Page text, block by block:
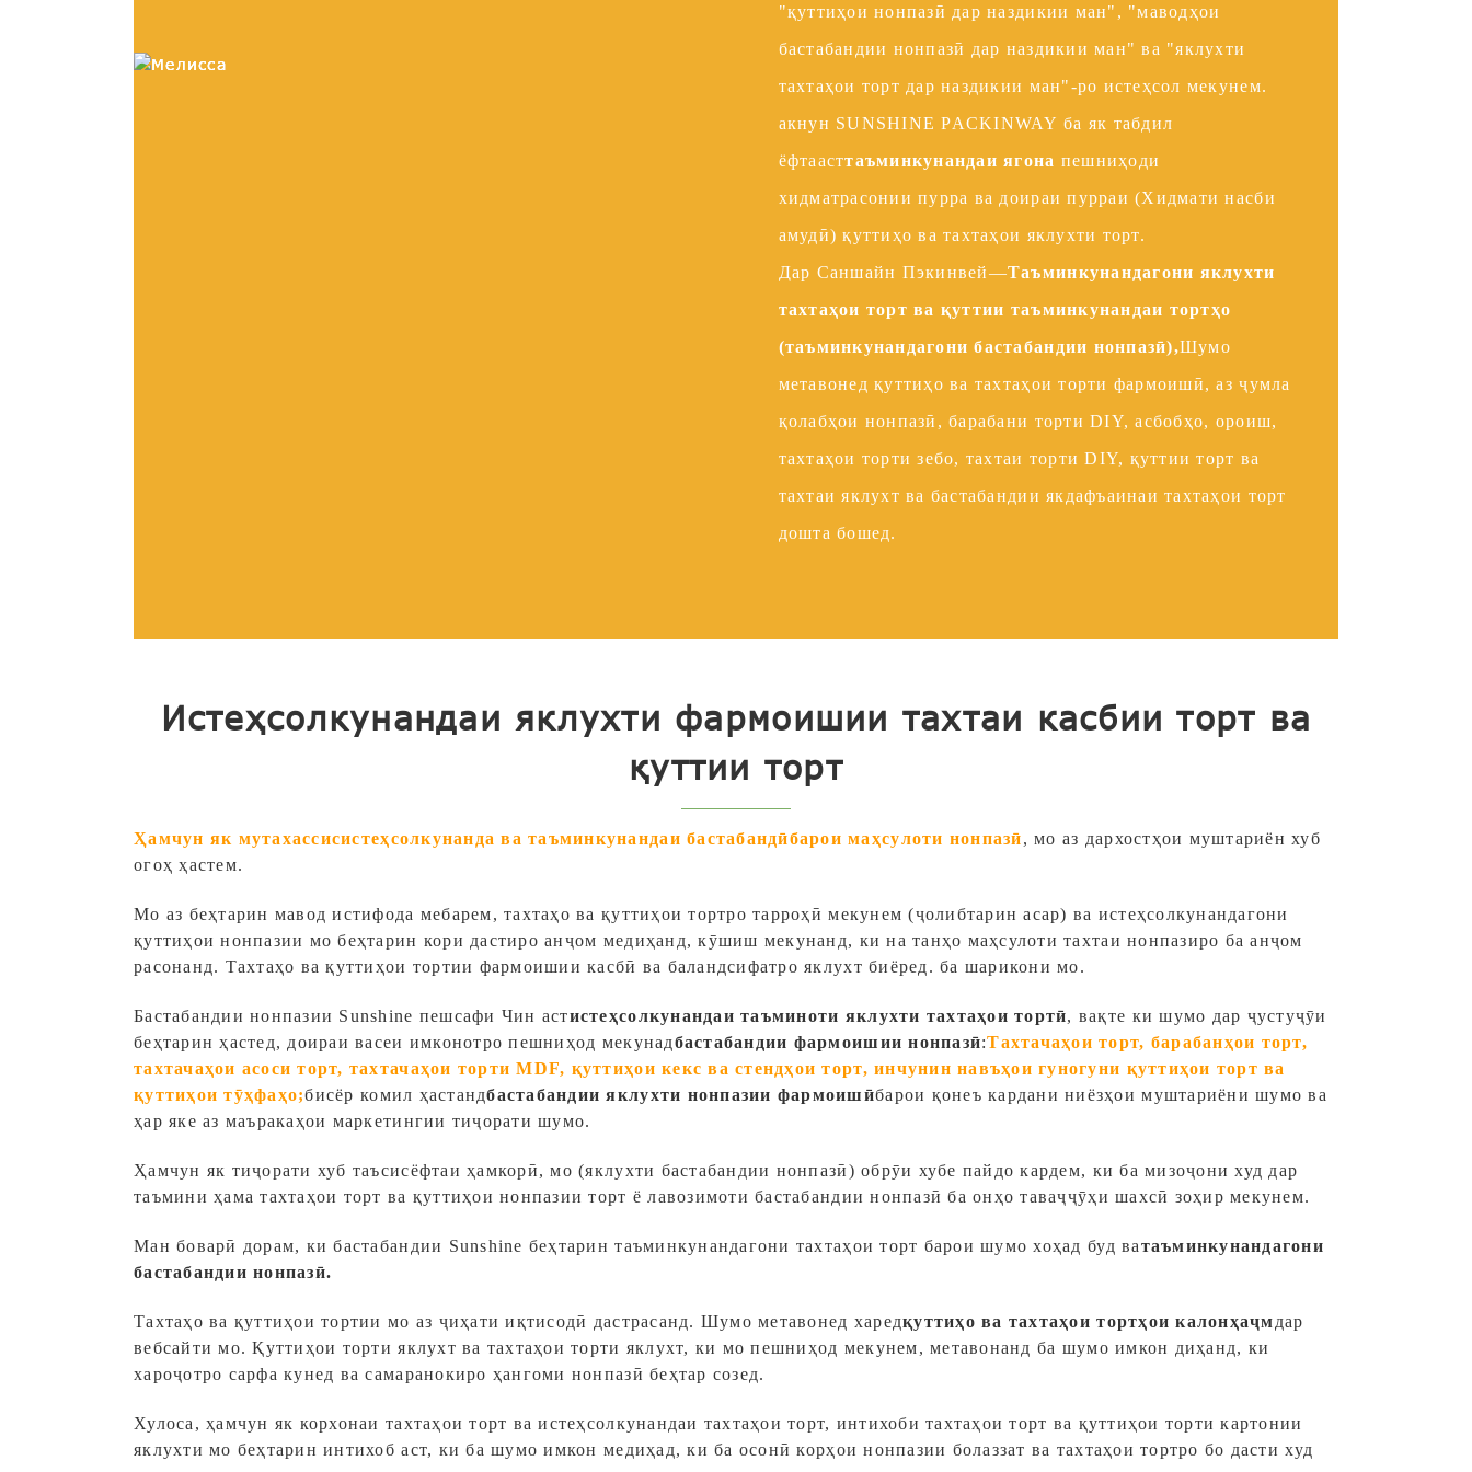
"қуттиҳои нонпазӣ дар наздикии ман", "маводҳои
бастабандии нонпазӣ дар наздикии ман" ва "яклухти
тахтаҳои торт дар наздикии ман"-ро истеҳсол мекунем.
акнун SUNSHINE PACKINWAY ба як табдил
ёфтаасттаъминкунандаи ягона пешниҳоди
хидматрасонии пурра ва доираи пурраи (Хидмати насби
амудӣ) қуттиҳо ва тахтаҳои яклухти торт.
Дар Саншайн Пэкинвей—Таъминкунандагони яклухти
тахтаҳои торт ва қуттии таъминкунандаи тортҳо
(таъминкунандагони бастабандии нонпазӣ),Шумо
метавонед қуттиҳо ва тахтаҳои торти фармоишӣ, аз ҷумла
қолабҳои нонпазӣ, барабани торти DIY, асбобҳо, ороиш,
тахтаҳои торти зебо, тахтаи торти DIY, қуттии торт ва
тахтаи яклухт ва бастабандии якдафъаинаи тахтаҳои торт
дошта бошед.
Истеҳсолкунандаи яклухти фармоишии тахтаи касбии торт ва
қуттии торт
Ҳамчун як мутахассисистеҳсолкунанда ва таъминкунандаи бастабандӣбарои маҳсулоти нонпазӣ, мо аз дархостҳои муштариён хуб
огоҳ ҳастем.
Мо аз беҳтарин мавод истифода мебарем, тахтаҳо ва қуттиҳои тортро тарроҳӣ мекунем (ҷолибтарин асар) ва истеҳсолкунандагони
қуттиҳои нонпазии мо беҳтарин кори дастиро анҷом медиҳанд, кӯшиш мекунанд, ки на танҳо маҳсулоти тахтаи нонпазиро ба анҷом
расонанд. Тахтаҳо ва қуттиҳои тортии фармоишии касбӣ ва баландсифатро яклухт биёред. ба шарикони мо.
Бастабандии нонпазии Sunshine пешсафи Чин астистеҳсолкунандаи таъминоти яклухти тахтаҳои тортӣ, вақте ки шумо дар ҷустуҷӯи
беҳтарин ҳастед, доираи васеи имконотро пешниҳод мекунадбастабандии фармоишии нонпазӣ:Тахтачаҳои торт, барабанҳои торт,
тахтачаҳои асоси торт, тахтачаҳои торти MDF, қуттиҳои кекс ва стендҳои торт, инчунин навъҳои гуногуни қуттиҳои торт ва
қуттиҳои тӯҳфаҳо;бисёр комил ҳастандбастабандии яклухти нонпазии фармоишӣбарои қонеъ кардани ниёзҳои муштариёни шумо ва
ҳар яке аз маъракаҳои маркетингии тиҷорати шумо.
Ҳамчун як тиҷорати хуб таъсисёфтаи ҳамкорӣ, мо (яклухти бастабандии нонпазӣ) обрӯи хубе пайдо кардем, ки ба мизоҷони худ дар
таъмини ҳама тахтаҳои торт ва қуттиҳои нонпазии торт ё лавозимоти бастабандии нонпазӣ ба онҳо таваҷҷӯҳи шахсӣ зоҳир мекунем.
Ман боварӣ дорам, ки бастабандии Sunshine беҳтарин таъминкунандагони тахтаҳои торт барои шумо хоҳад буд ватаъминкунандагони
бастабандии нонпазӣ.
Тахтаҳо ва қуттиҳои тортии мо аз ҷиҳати иқтисодӣ дастрасанд. Шумо метавонед харедқуттиҳо ва тахтаҳои тортҳои калонҳаҷмдар
вебсайти мо. Қуттиҳои торти яклухт ва тахтаҳои торти яклухт, ки мо пешниҳод мекунем, метавонанд ба шумо имкон диҳанд, ки
хароҷотро сарфа кунед ва самаранокиро ҳангоми нонпазӣ беҳтар созед.
Хулоса, ҳамчун як корхонаи тахтаҳои торт ва истеҳсолкунандаи тахтаҳои торт, интихоби тахтаҳои торт ва қуттиҳои торти картонии
яклухти мо беҳтарин интихоб аст, ки ба шумо имкон медиҳад, ки ба осонӣ корҳои нонпазии болаззат ва тахтаҳои тортро бо дасти худ